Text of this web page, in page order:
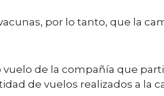
por lo tanto, que la
de la compañía que
de vuelos realizados a la